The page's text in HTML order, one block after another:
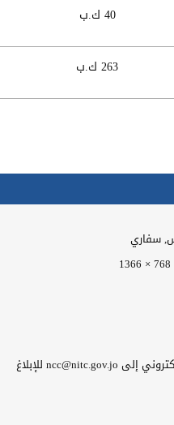
40 ك.ب
263 ك.ب
يرجى الاتصال على 0655008080 أو إرسال بريد إلكتروني إلى ncc@nitc.gov.jo للإبلاغ